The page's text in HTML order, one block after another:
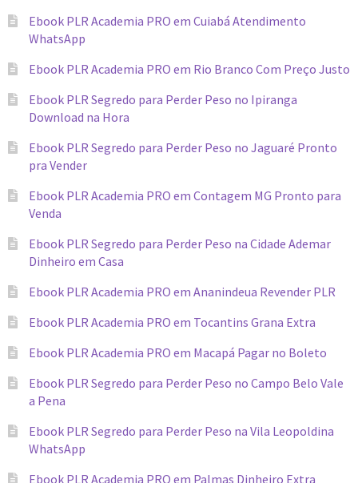
Ebook PLR Academia PRO em Cuiabá Atendimento
WhatsApp
Ebook PLR Academia PRO em Rio Branco Com Preço Justo
Ebook PLR Segredo para Perder Peso no Ipiranga
Download na Hora
Ebook PLR Segredo para Perder Peso no Jaguaré Pronto
pra Vender
Ebook PLR Academia PRO em Contagem MG Pronto para
Venda
Ebook PLR Segredo para Perder Peso na Cidade Ademar
Dinheiro em Casa
Ebook PLR Academia PRO em Ananindeua Revender PLR
Ebook PLR Academia PRO em Tocantins Grana Extra
Ebook PLR Academia PRO em Macapá Pagar no Boleto
Ebook PLR Segredo para Perder Peso no Campo Belo Vale
a Pena
Ebook PLR Segredo para Perder Peso na Vila Leopoldina
WhatsApp
Ebook PLR Academia PRO em Palmas Dinheiro Extra